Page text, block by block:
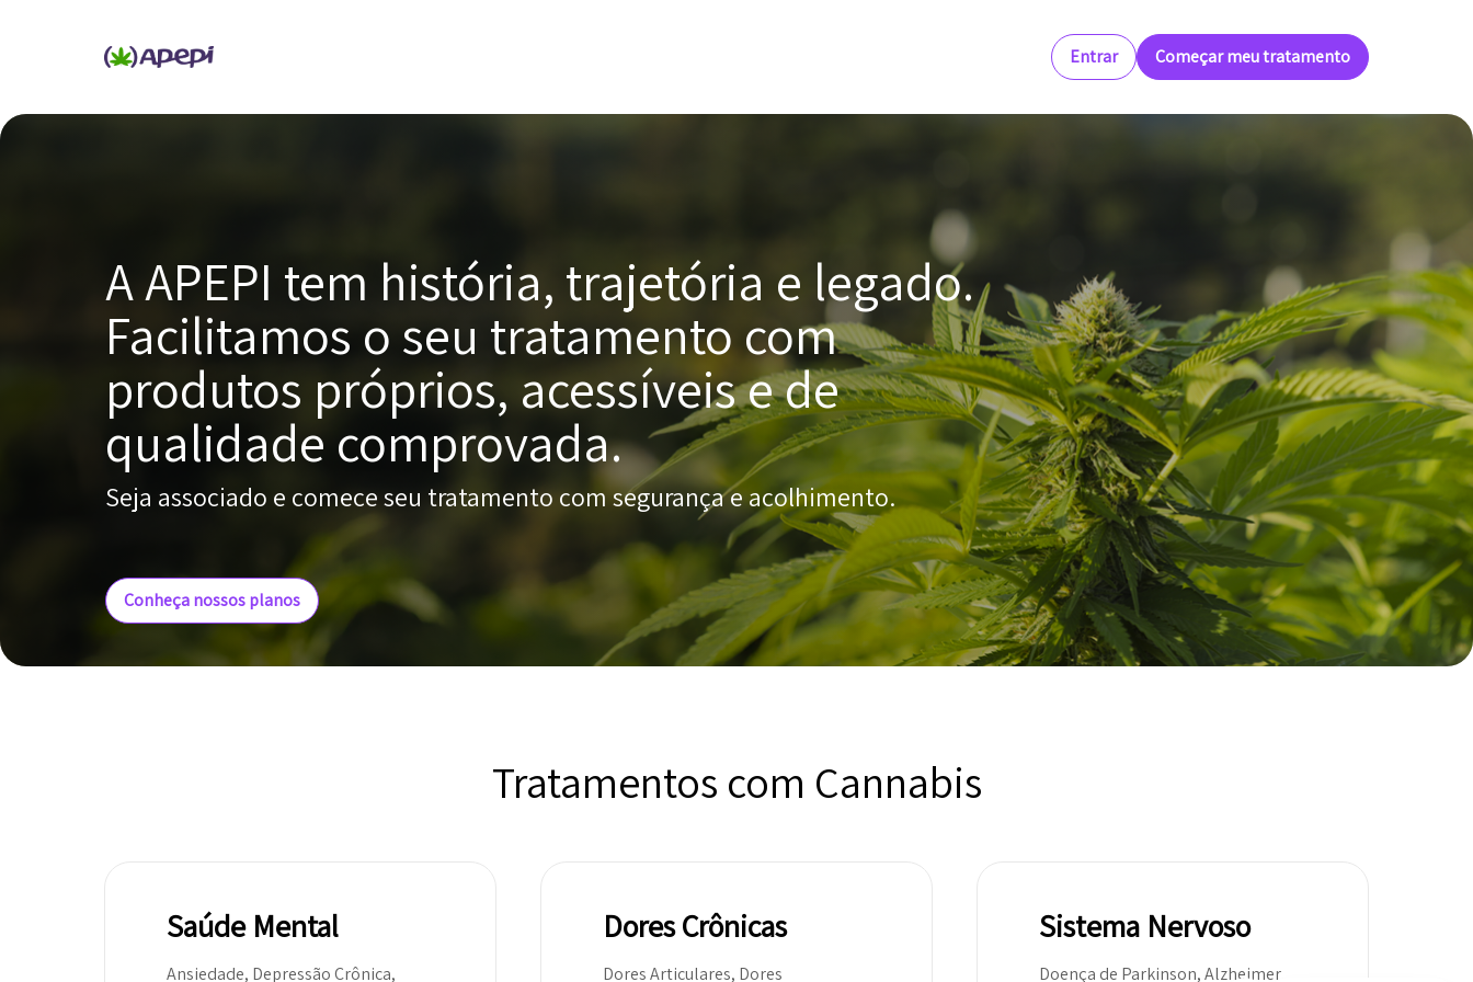
Entrar Começar meu tratamento
A APEPI tem história, trajetória e legado.
Facilitamos o seu tratamento com
produtos próprios, acessíveis e de
qualidade comprovada.
Seja associado e comece seu tratamento com segurança e acolhimento.
Conheça nossos planos
Tratamentos com Cannabis
Saúde Mental
Ansiedade, Depressão Crônica,
Dores Crônicas
Dores Articulares, Dores
Sistema Nervoso
Doença de Parkinson, Alzheimer